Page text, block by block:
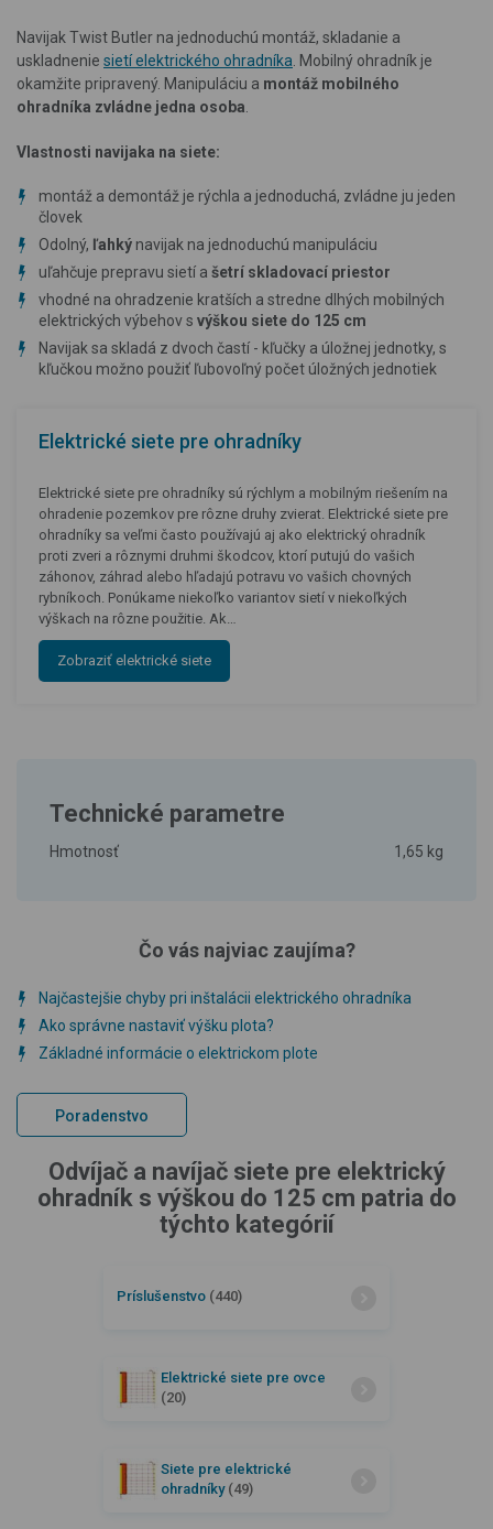
Navijak Twist Butler na jednoduchú montáž, skladanie a
uskladnenie sietí elektrického ohradníka . Mobilný ohradník je
okamžite pripravený. Manipuláciu a montáž mobilného
ohradníka zvládne jedna osoba
Vlastnosti navijaka na siete:
montáž a demontáž je rýchla a jednoduchá, zvládne ju jeden
človek
Odolný, ľahký navijak na jednoduchú manipuláciu
uľahčuje prepravu sietí a šetrí skladovací priestor
vhodné na ohradzenie kratších a stredne dlhých mobilných
elektrických výbehov s výškou siete do 125 cm
Navijak sa skladá z dvoch častí - kľučky a úložnej jednotky, s
kľučkou možno použiť ľubovoľný počet úložných jednotiek
Elektrické siete pre ohradníky
Elektrické siete pre ohradníky sú rýchlym a mobilným riešením na
ohradenie pozemkov pre rôzne druhy zvierat. Elektrické siete pre
ohradníky sa veľmi často používajú aj ako elektrický ohradník
proti zveri a rôznymi druhmi škodcov, ktorí putujú do vašich
záhonov, záhrad alebo hľadajú potravu vo vašich chovných
rybníkoch. Ponúkame niekoľko variantov sietí v niekoľkých
výškach na rôzne použitie. Ak…
Zobraziť elektrické siete
Technické parametre
Hmotnosť 1,65 kg
Čo vás najviac zaujíma?
Najčastejšie chyby pri inštalácii elektrického ohradníka
Ako správne nastaviť výšku plota?
Základné informácie o elektrickom plote
Poradenstvo
Odvíjač a navíjač siete pre elektrický
ohradník s výškou do 125 cm patria do
týchto kategórií
Príslušenstvo (440)
Elektrické siete pre ovce
(20)
Siete pre elektrické
ohradníky (49)